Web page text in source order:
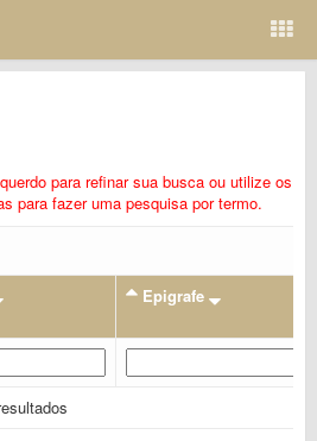
para refinar sua busca ou utilize os
para fazer uma pesquisa por termo.
Epigrafe